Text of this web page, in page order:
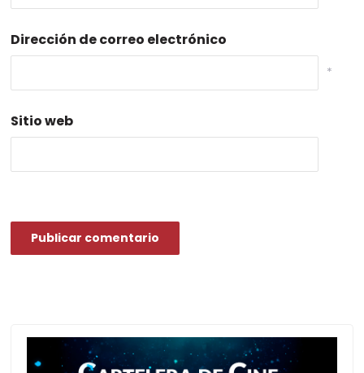
Dirección de correo electrónico
*
Sitio web